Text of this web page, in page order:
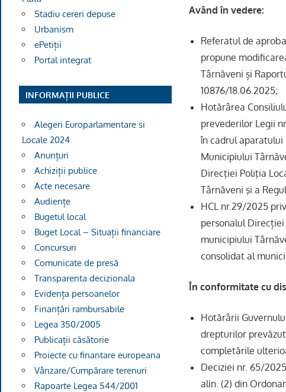
Având în vedere:
Referatul de
propune
Târnăveni și
10876/18.06.2025;
Hotărârea
prevederilor Legii
în cadrul
Municipiului
Direcţiei Poliţia
Târnăveni şi a
HCL nr.29/2025
personalul
municipiului
consolidat al
În conformitate cu
Hotărârii
drepturilor
completările
Deciziei nr. 65/
alin. (2) din
Stadiu cereri depuse
Urbanism
ePetiții
Portal integrat
INFORMAȚII PUBLICE
Alegeri Europarlamentare si
Locale 2024
Anunțuri
Achiziții publice
Acte necesare
Audiențe
Bugetul local
Buget Local – Situații financiare
Concursuri
Comunicate de presă
Transparenta decizionala
Evidența persoanelor
Finanțări rambursabile
Legea 350/2005
Publicații căsătorie
Proiecte cu finantare europeana
Vânzare/Cumpărare terenuri
Rapoarte Legea 544/2001